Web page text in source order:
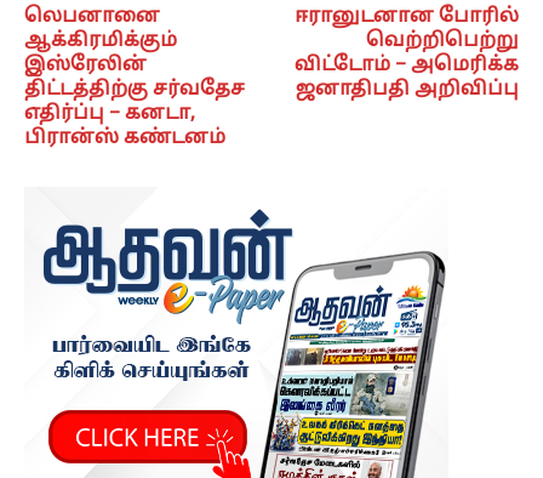
லெபனானை
ஆக்கிரமிக்கும்
இஸ்ரேலின்
திட்டத்திற்கு சர்வதேச
எதிர்ப்பு – கனடா,
பிரான்ஸ் கண்டனம்
ஈரானுடனான போரில்
வெற்றிபெற்று
விட்டோம் – அமெரிக்க
ஜனாதிபதி அறிவிப்பு